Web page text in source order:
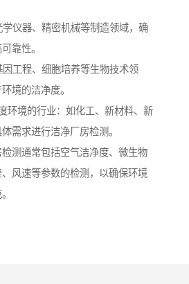
仪器、精密机械等制造领域，确
靠性。
工程、细胞培养等生物技术领
境的洁净度。
环境的行业：如化工、新材料、新
需求进行洁净厂房检测。
测通常包括空气洁净度、微生物
风速等参数的检测，以确保环境